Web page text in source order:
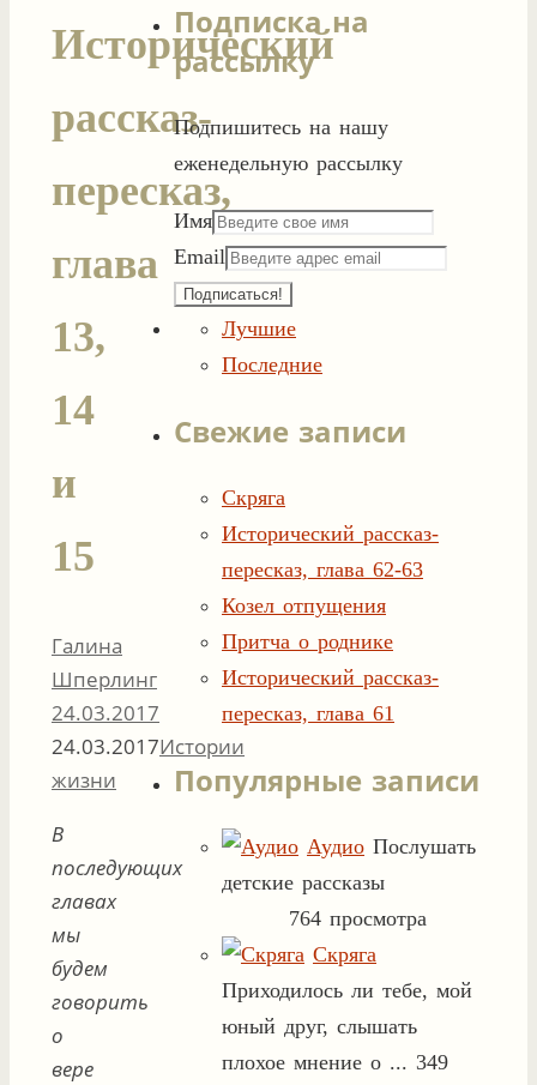
Исторический
рассказ-
пересказ,
глава
13,
14
и
15
Галина
Шперлинг
24.03.2017
24.03.2017Истории
жизни
В
последующих
главах
мы
будем
говорить
о
вере
Подписка на
рассылку
Подпишитесь на нашу
еженедельную рассылку
Имя
Email
Лучшие
Последние
Свежие записи
Скряга
Исторический рассказ-
пересказ, глава 62-63
Козел отпущения
Притча о роднике
Исторический рассказ-
пересказ, глава 61
Популярные записи
Аудио Послушать
детские рассказы
764 просмотра
Скряга
Приходилось ли тебе, мой
юный друг, слышать
плохое мнение о ... 349